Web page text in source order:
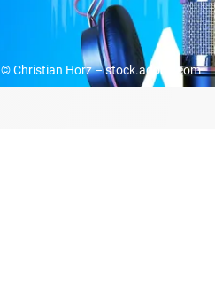
© Christian Horz – stock.adobe.com